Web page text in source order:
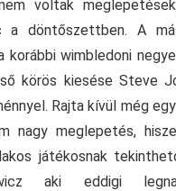
voltak
döntőszettben. A
korábbi wimbledoni
körös kiesése Steve
Rajta kívül még
nagy meglepetés,
játékosnak
aki eddigi